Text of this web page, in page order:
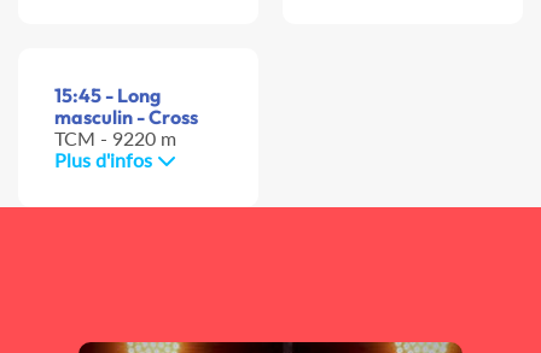
15:45 - Long
masculin - Cross
TCM - 9220 m
Plus d'infos